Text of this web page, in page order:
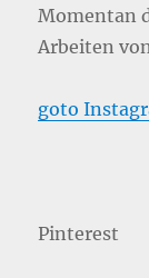
Momentan
Arbeiten
goto
Pinterest